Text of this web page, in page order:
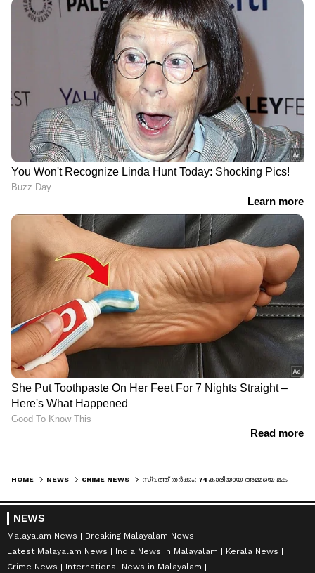
HOME NEWS CRIME NEWS
NEWS
Malayalam News
Breaking Malayalam News
Latest Malayalam News
India News in Malayalam
Kerala News
Crime News
International News in Malayalam